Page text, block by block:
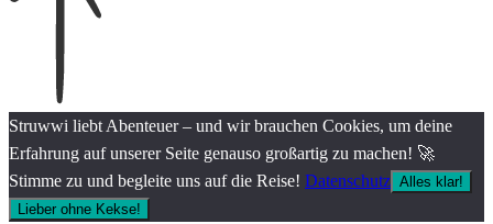
Struwwi liebt Abenteuer – und wir brauchen Cookies, um deine
Erfahrung auf unserer Seite genauso großartig zu machen! 🚀
Stimme zu und begleite uns auf die Reise! Datenschutz Alles klar!
Lieber ohne Kekse!